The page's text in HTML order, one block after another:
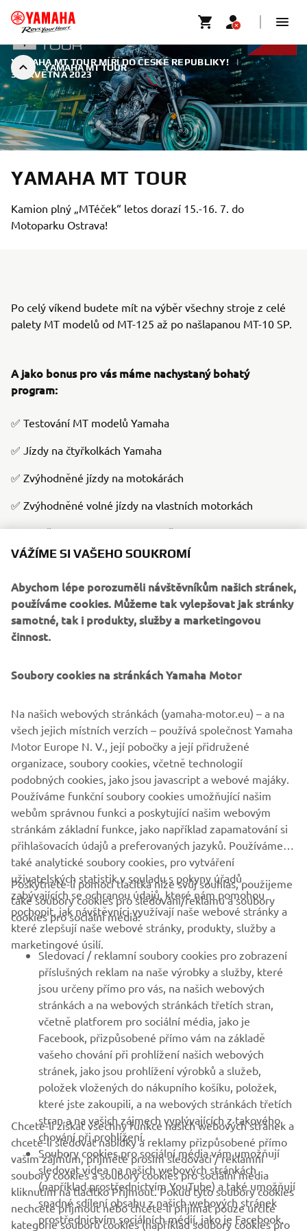
YAMAHA MT TOUR
YAMAHA MT TOUR MÍŘÍ DO ČESKÉ REPUBLIKY!
|
31. KVĚTNA 2023
YAMAHA MT TOUR
Kamion plný „MTéček“ letos dorazí 15.-16. 7. do
Motoparku Ostrava!
Po celý víkend budete mít na výběr všechny stroje z celé
palety MT modelů od MT-125 až po našlapanou MT-10 SP.
A jako bonus pro vás máme nachystaný bohatý
program:
✅ Testování MT modelů Yamaha
✅ Jízdy na čtyřkolkách Yamaha
✅ Zvýhodněné jízdy na motokárách
✅ Zvýhodněné volné jízdy na vlastních motorkách
✅ Soutěž o Yamaha MT-07 na měsíc zdarma
✅ Zábavné soutěže
✅ Dětský koutek
✅ Grilování
✅ a spoustu dalšího...
Celou akcí nás bude provázet ostřílený moderátor Honza
🆓 VSTUP: zdarma
REGISTRACE
FIREMNÍ
B2B
VÍCE YAMAHA
PODPORA
ZPRAVODAJ
Získejte jako první informace o nejnovějších nabídkách,
speciálních akcích, nových verzích a mnoho dalšího
PŘIHLÁSIT SE K ODBĚRU
Přečtěte si naše Zásady ochrany osobních údajů a zjistěte, jak
zpracováváme vaše osobní údaje:Zásady ochrany osobních údajů
VÁŽÍME SI VAŠEHO SOUKROMÍ
Abychom lépe porozuměli návštěvníkům našich stránek,
používáme cookies. Můžeme tak vylepšovat jak stránky
samotné, tak i produkty, služby a marketingovou
činnost.
Soubory cookies na stránkách Yamaha Motor
Na našich webových stránkách (yamaha-motor.eu) – a na
všech jejich místních verzích – používá společnost Yamaha
Motor Europe N. V., její pobočky a její přidružené
organizace, soubory cookies, včetně technologií
podobných cookies, jako jsou javascript a webové majáky.
Používáme funkční soubory cookies umožňující našim
webům správnou funkci a poskytující našim webovým
stránkám základní funkce, jako například zapamatování si
přihlašovacích údajů a preferovaných jazyků. Používáme
také analytické soubory cookies, pro vytváření
uživatelských statistik v souladu s pokyny úřadů
zabývajících se ochranou údajů, které nám pomohou
pochopit, jak návštěvníci využívají naše webové stránky a
které zlepšují naše webové stránky, produkty, služby a
marketingové úsilí.
Poskytnete-li pomocí tlačítka níže svůj souhlas, použijeme
také soubory cookies pro sledování/reklamu a soubory
cookies pro sociální média:
Sledovací / reklamní soubory cookies pro zobrazení
příslušných reklam na naše výrobky a služby, které
jsou určeny přímo pro vás, na našich webových
stránkách a na webových stránkách třetích stran,
včetně platforem pro sociální média, jako je
Facebook, přizpůsobené přímo vám na základě
vašeho chování při prohlížení našich webových
stránek, jako jsou prohlížení výrobků a služeb,
položek vložených do nákupního košíku, položek,
které jste zakoupili, a na webových stránkách třetích
stran a na vašich zájmech vyplývajících z takového
chování při prohlížení.
Soubory cookies pro sociální média vám umožňují
sledovat videa na našich webových stránkách
(například prostřednictvím YouTube) a také umožňují
snadné sdílení obsahu z našich webových stránek
prostřednictvím sociálních médií, jako je Facebook.
Chcete-li získat všechny funkce našich webových stránek a
chcete-li sledovat nabídky a reklamy přizpůsobené přímo
vašim zájmům, přijměte prosím sledovací / reklamní
soubory cookies a soubory cookies pro sociální média
kliknutím na tlačítko Přijmout. Pokud tyto soubory cookies
nechcete přijmout nebo chcete-li přijímat pouze určité
kategorie souborů cookies (například soubory cookies pro